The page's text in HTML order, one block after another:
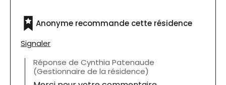
Anonyme recommande cette résidence
Signaler
Réponse de Cynthia Patenaude
(Gestionnaire de la résidence)